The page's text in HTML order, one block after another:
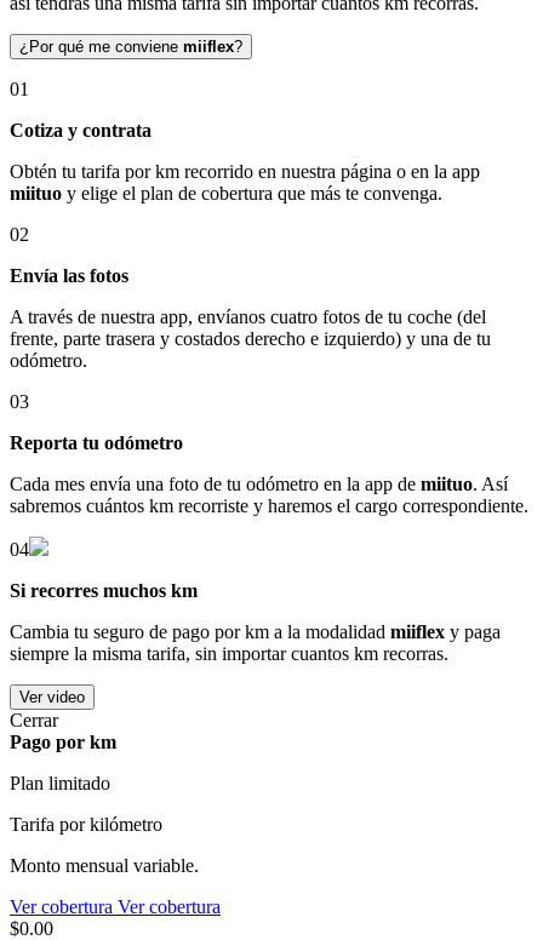
¿Por qué me conviene miiflex?
01
Cotiza y contrata
Obtén tu tarifa por km recorrido en nuestra página o en la app
miituo y elige el plan de cobertura que más te convenga.
02
Envía las fotos
A través de nuestra app, envíanos cuatro fotos de tu coche (del
frente, parte trasera y costados derecho e izquierdo) y una de tu
odómetro.
03
Reporta tu odómetro
Cada mes envía una foto de tu odómetro en la app de miituo. Así
sabremos cuántos km recorriste y haremos el cargo correspondiente.
04
Si recorres muchos km
Cambia tu seguro de pago por km a la modalidad miiflex y paga
siempre la misma tarifa, sin importar cuantos km recorras.
Ver video
Cerrar
Pago por km
Plan limitado
Tarifa por kilómetro
Monto mensual variable.
Ver cobertura Ver cobertura
$0.00